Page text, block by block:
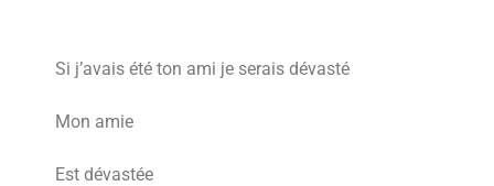
Si j’avais été ton ami je serais dévasté
Mon amie
Est dévastée